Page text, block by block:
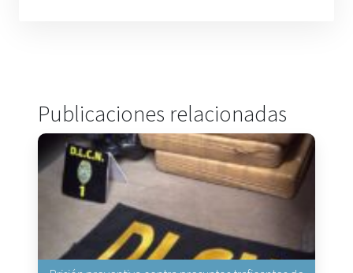
Publicaciones relacionadas